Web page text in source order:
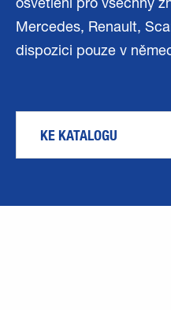
osvětlení pro všechny
Mercedes, Renault,
dispozici pouze v
KE KATALOGU